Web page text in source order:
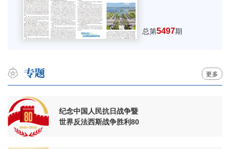
总第5497期
更多
纪念中国人民抗日战争暨
世界反法西斯战争胜利80